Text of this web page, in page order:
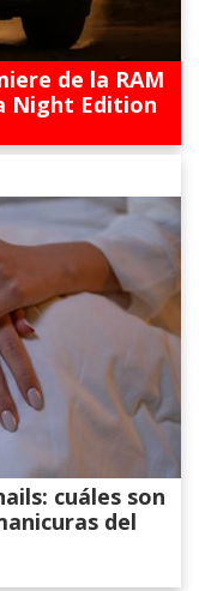
de la RAM
Night Edition
cuáles son
del